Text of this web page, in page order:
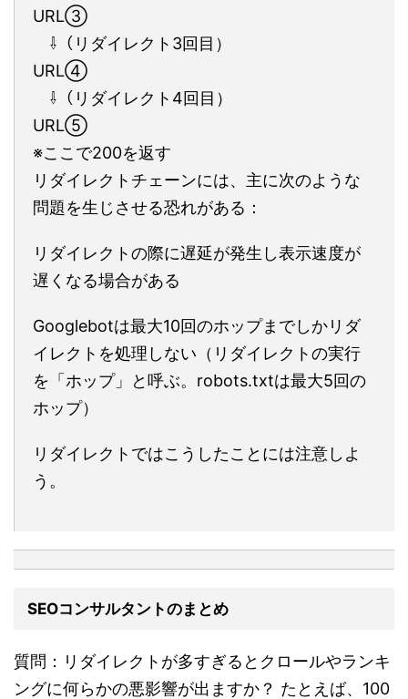
URL③
⇩️（リダイレクト3回目）
URL④
⇩️（リダイレクト4回目）
URL⑤
※ここで200を返す
リダイレクトチェーンには、主に次のような
問題を生じさせる恐れがある：
リダイレクトの際に遅延が発生し表示速度が
遅くなる場合がある
Googlebotは最大10回のホップまでしかリダ
イレクトを処理しない（リダイレクトの実行
を「ホップ」と呼ぶ。robots.txtは最大5回の
ホップ）
リダイレクトではこうしたことには注意しよ
う。
SEOコンサルタントのまとめ
質問：リダイレクトが多すぎるとクロールやランキ
ングに何らかの悪影響が出ますか？ たとえば、100